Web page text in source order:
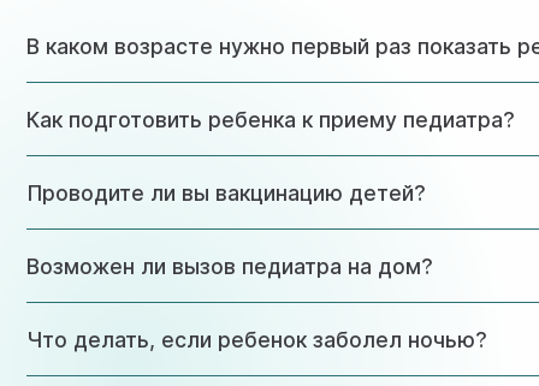
В каком возрасте нужно первый раз показать
Как подготовить ребенка к приему педиатра?
доброжелательной форме.
Проводите ли вы вакцинацию детей?
Возможен ли вызов педиатра на дом?
Что делать, если ребенок заболел ночью?